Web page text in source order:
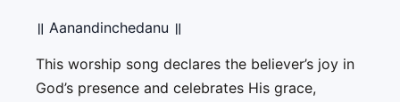
॥ Aanandinchedanu ॥
This worship song declares the believer’s joy in
God’s presence and celebrates His grace,